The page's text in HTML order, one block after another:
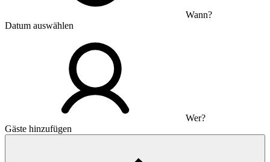
Wann?
Datum auswählen
Wer?
Gäste hinzufügen